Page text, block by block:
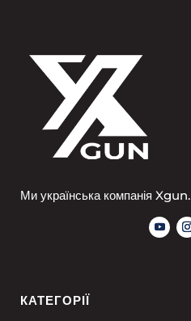
Ми українська компанія Xgun.
КАТЕГОРІЇ